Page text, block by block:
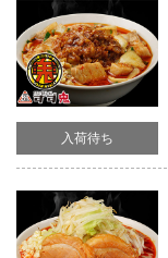
入荷待ち